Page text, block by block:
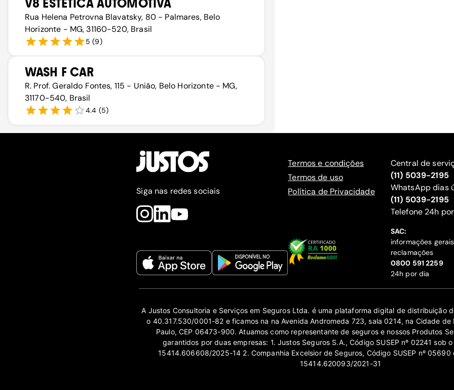
V8 ESTÉTICA AUTOMOTIVA
Rua Helena Petrovna Blavatsky, 80 - Palmares, Belo
Horizonte - MG, 31160-520, Brasil
5 (9)
WASH F CAR
R. Prof. Geraldo Fontes, 115 - União, Belo Horizonte - MG,
31170-540, Brasil
4.4 (5)
Siga nas redes sociais
Termos e condições
Termos de uso
Política de Privacidade
Central de
(11) 5039-2195
WhatsApp dias
(11) 5039-2195
‍Telefone 24h
SAC:
informações
reclamações
‍0800 591 2259
24h por dia
A Justos Consultoria e Serviços em Seguros Ltda. é uma plataforma digital de distribuição
o 40.317.530/0001-82 e ficamos na na Avenida Andromeda 723, sala 0214, na Cidade de
Paulo, CEP 06473-900. Atuamos como representante de seguros e nossos Produtos
garantidos por duas empresas: 1. Justos Seguros S.A., Código SUSEP nº 02241 sob
15414.606608/2025-14 2. Companhia Excelsior de Seguros, Código SUSEP nº 05690
15414.620093/2021-31